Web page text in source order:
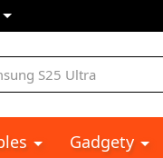
Gadgety